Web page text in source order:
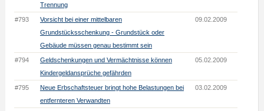
Trennung
#793
Vorsicht bei einer mittelbaren
Grundstücksschenkung - Grundstück oder
Gebäude müssen genau bestimmt sein
09.02.2009
#794
Geldschenkungen und Vermächtnisse können
Kindergeldansprüche gefährden
05.02.2009
#795
Neue Erbschaftsteuer bringt hohe Belastungen bei
entfernteren Verwandten
03.02.2009